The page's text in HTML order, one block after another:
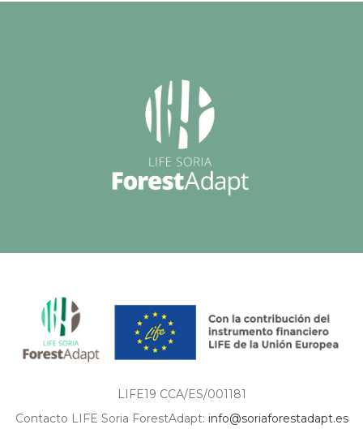
LIFE19 CCA/ES/001181
Contacto LIFE Soria ForestAdapt: info@soriaforestadapt.es